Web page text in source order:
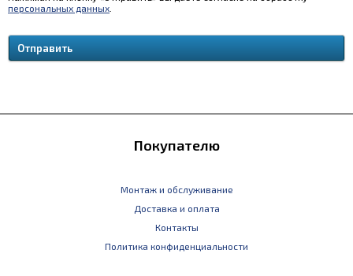
персональных данных
Покупателю
Монтаж и обслуживание
Доставка и оплата
Контакты
Политика конфиденциальности